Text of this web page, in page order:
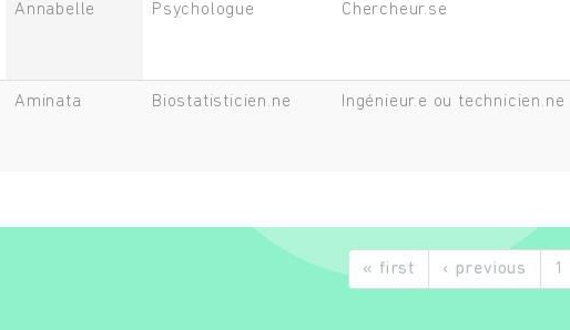
Annabelle Psychologue Chercheur.se
Aminata Biostatisticien.ne Ingénieur.e ou technicien.ne
« first ‹ previous 1